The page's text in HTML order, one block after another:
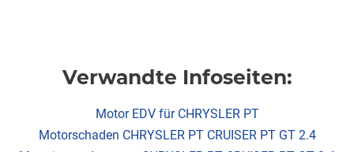
Verwandte Infoseiten:
Motor EDV für CHRYSLER PT
Motorschaden CHRYSLER PT CRUISER PT GT 2.4